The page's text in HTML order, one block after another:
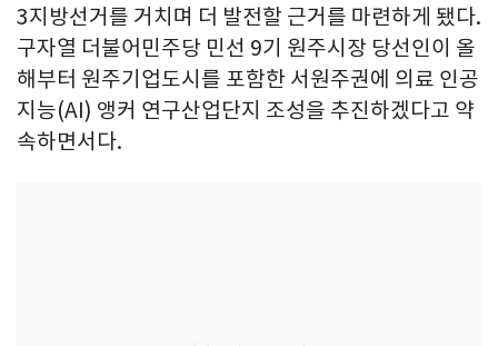
3지방선거를 거치며 더 발전할 근거를 마련하게 됐다.
구자열 더불어민주당 민선 9기 원주시장 당선인이 올
해부터 원주기업도시를 포함한 서원주권에 의료 인공
지능(AI) 앵커 연구산업단지 조성을 추진하겠다고 약
속하면서다.